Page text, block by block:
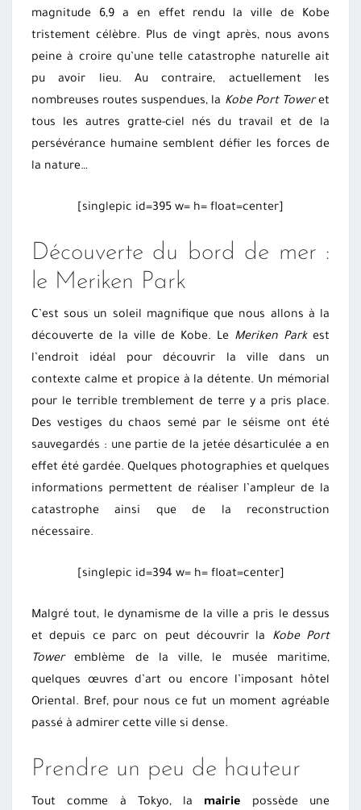
magnitude 6,9 a en effet rendu la ville de Kobe
tristement célèbre. Plus de vingt après, nous avons
peine à croire qu’une telle catastrophe naturelle ait
pu avoir lieu. Au contraire, actuellement les
nombreuses routes suspendues, la Kobe Port Toweret
tous les autres gratte-ciel nés du travail et de la
persévérance humaine semblent défier les forces de
la nature…
[singlepic id=395 w= h= float=center]
Découverte du bord de mer :
le Meriken Park
C’est sous un soleil magnifique que nous allons à la
découverte de la ville de Kobe. Le Meriken Parkest
l’endroit idéal pour découvrir la ville dans un
contexte calme et propice à la détente. Un mémorial
pour le terrible tremblement de terre y a pris place.
Des vestiges du chaos semé par le séisme ont été
sauvegardés : une partie de la jetée désarticulée a en
effet été gardée. Quelques photographies et quelques
informations permettent de réaliser l’ampleur de la
catastrophe ainsi que de la reconstruction
nécessaire.
[singlepic id=394 w= h= float=center]
Malgré tout, le dynamisme de la ville a pris le dessus
et depuis ce parc on peut découvrir la Kobe Port
Toweremblème de la ville, le musée maritime,
quelques œuvres d’art ou encore l’imposant hôtel
Oriental. Bref, pour nous ce fut un moment agréable
passé à admirer cette ville si dense.
Prendre un peu de hauteur
Tout comme à Tokyo, la mairie possède une